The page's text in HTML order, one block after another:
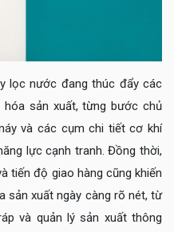
lọc nước đang thúc đẩy các
sản xuất, từng bước chủ
và các cụm chi tiết cơ khí
lực cạnh tranh. Đồng thời,
tiến độ giao hàng cũng khiến
sản xuất ngày càng rõ nét, từ
và quản lý sản xuất thông